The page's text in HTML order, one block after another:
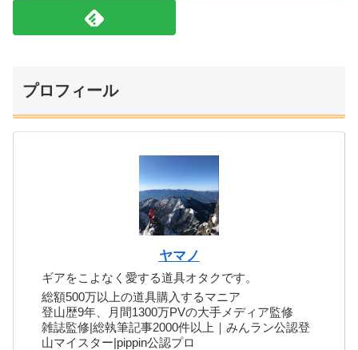
プロフィール
ヤマノ
ギアをこよなく愛する道具オタクです。
総額500万以上の道具購入するマニア
登山歴9年、月間1300万PVの大手メディア監修
雑誌監修|総執筆記事2000件以上｜みんラン公認登
山マイスター|pippin公認プロ